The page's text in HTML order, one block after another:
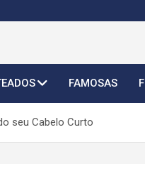
Feminino
FAMOSAS
seu Cabelo Curto